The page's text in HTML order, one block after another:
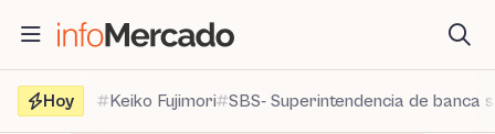
contenido
Hoy
Keiko Fujimori SBS- Superintendencia de banca